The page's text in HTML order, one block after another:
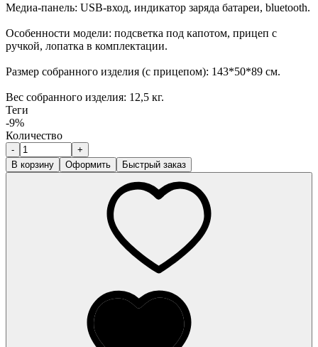
Медиа-панель: USB-вход, индикатор заряда батареи, bluetooth.
Особенности модели: подсветка под капотом, прицеп с
ручкой, лопатка в комплектации.
Размер собранного изделия (с прицепом): 143*50*89 см.
Вес собранного изделия: 12,5 кг.
Теги
-9%
Количество
-
+
В корзину
Оформить Быстрый заказ